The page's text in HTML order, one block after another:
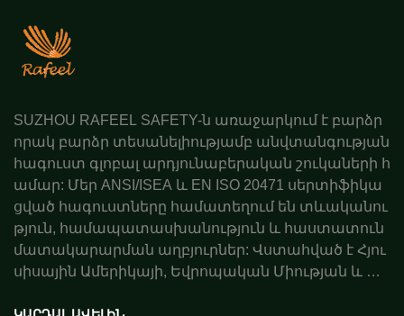
SUZHOU RAFEEL SAFETY-ն առաջարկում է բարձր
որակ բարձր տեսանելիությամբ անվտանգության
հագուստ գլոբալ արդյունաբերական շուկաների հ
ամար: Մեր ANSI/ISEA և EN ISO 20471 սերտիֆիկա
ցված հագուստները համատեղում են տևականու
թյուն, համապատասխանություն և հաստատուն
մատակարարման աղբյուրներ: Վստահված է Հյու
սիսային Ամերիկայի, Եվրոպական Միության և Ավ